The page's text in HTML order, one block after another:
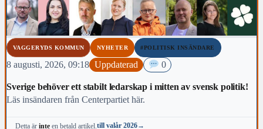
VAGGERYDS KOMMUN NYHETER #POLITISK INSÄNDARE
8 augusti, 2026, 09:18 Uppdaterad 0
Sverige behöver ett stabilt ledarskap i mitten av svensk politik!
Läs insändaren från Centerpartiet här.
Detta ärinte en betald artikel.till valår 2026→